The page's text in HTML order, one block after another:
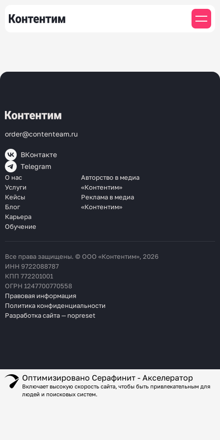
order@contenteam.ru
ВКонтакте
Telegram
О нас
Услуги
Кейсы
Блог
Карьера
Обучение
Авторство в медиа
«Контентим»
Реклама в медиа
«Контентим»
Все права защищены. © ООО «Контентим», 2026
ИНН 9722088787
КПП 772201001
ОГРН 1247700770558
Правовая информация
Политика конфиденциальности
Разработка сайта — nopreset
Оптимизировано Серафинит - Акселератор
Включает высокую скорость сайта, чтобы быть привлекательным для
людей и поисковых систем.